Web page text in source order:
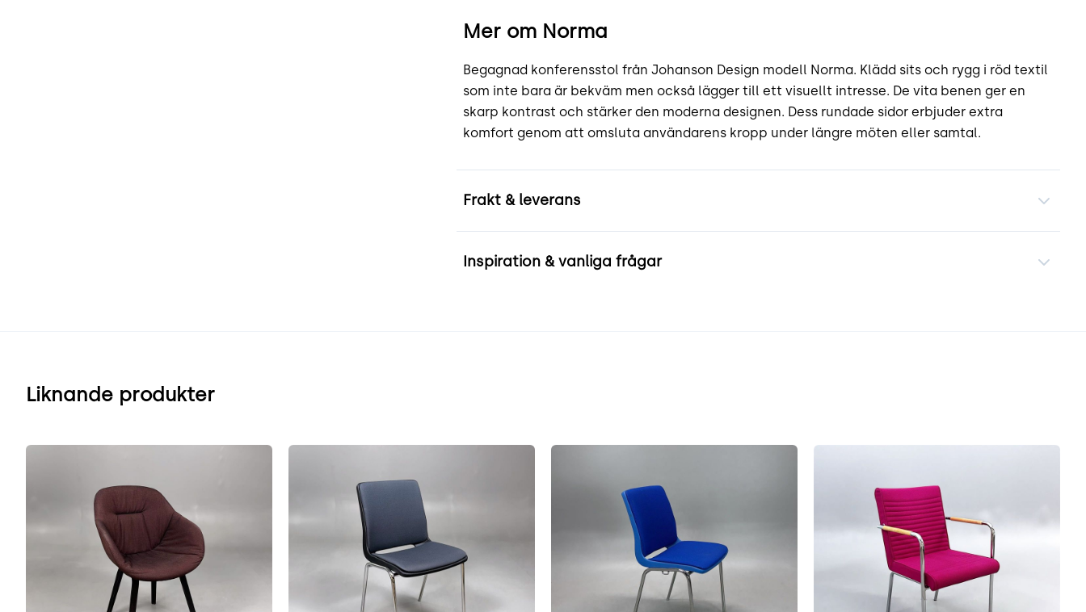
Mer om Norma
Begagnad konferensstol från Johanson Design modell Norma. Klädd sits och rygg i röd textil
som inte bara är bekväm men också lägger till ett visuellt intresse. De vita benen ger en
skarp kontrast och stärker den moderna designen. Dess rundade sidor erbjuder extra
komfort genom att omsluta användarens kropp under längre möten eller samtal.
Frakt & leverans
Inspiration & vanliga frågar
Liknande produkter